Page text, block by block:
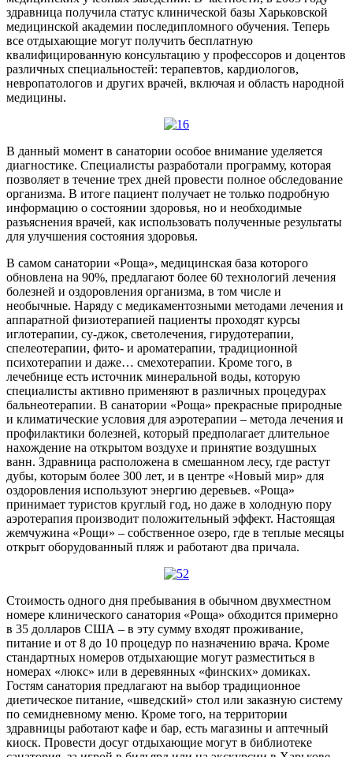
здравница получила статус клинической базы Харьковской
медицинской академии последипломного обучения. Теперь
все отдыхающие могут получить бесплатную
квалифицированную консультацию у профессоров и доцентов
различных специальностей: терапевтов, кардиологов,
невропатологов и других врачей, включая и область народной
медицины.
В данный момент в санатории особое внимание уделяется
диагностике. Специалисты разработали программу, которая
позволяет в течение трех дней провести полное обследование
организма. В итоге пациент получает не только подробную
информацию о состоянии здоровья, но и необходимые
разъяснения врачей, как использовать полученные результаты
для улучшения состояния здоровья.
В самом санатории «Роща», медицинская база которого
обновлена на 90%, предлагают более 60 технологий лечения
болезней и оздоровления организма, в том числе и
необычные. Наряду с медикаментозными методами лечения и
аппаратной физиотерапией пациенты проходят курсы
иглотерапии, су-джок, светолечения, гирудотерапии,
спелеотерапии, фито- и ароматерапии, традиционной
психотерапии и даже… смехотерапии. Кроме того, в
лечебнице есть источник минеральной воды, которую
специалисты активно применяют в различных процедурах
бальнеотерапии. В санатории «Роща» прекрасные природные
и климатические условия для аэротерапии – метода лечения и
профилактики болезней, который предполагает длительное
нахождение на открытом воздухе и принятие воздушных
ванн. Здравница расположена в смешанном лесу, где растут
дубы, которым более 300 лет, и в центре «Новый мир» для
оздоровления используют энергию деревьев. «Роща»
принимает туристов круглый год, но даже в холодную пору
аэротерапия производит положительный эффект. Настоящая
жемчужина «Рощи» – собственное озеро, где в теплые месяцы
открыт оборудованный пляж и работают два причала.
Стоимость одного дня пребывания в обычном двухместном
номере клинического санатория «Роща» обходится примерно
в 35 долларов США – в эту сумму входят проживание,
питание и от 8 до 10 процедур по назначению врача. Кроме
стандартных номеров отдыхающие могут разместиться в
номерах «люкс» или в деревянных «финских» домиках.
Гостям санатория предлагают на выбор традиционное
диетическое питание, «шведский» стол или заказную систему
по семидневному меню. Кроме того, на территории
здравницы работают кафе и бар, есть магазины и аптечный
киоск. Провести досуг отдыхающие могут в библиотеке